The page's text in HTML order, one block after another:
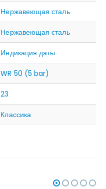
Нержавеющая сталь
Нержавеющая сталь
Индикация даты
WR 50 (5 bar)
23
Классика